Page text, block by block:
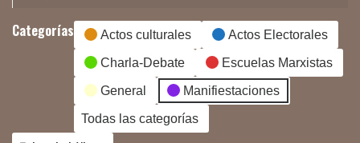
Categorías Actos culturales Actos Electorales
Charla-Debate Escuelas Marxistas
General Manifiestaciones
Todas las categorías